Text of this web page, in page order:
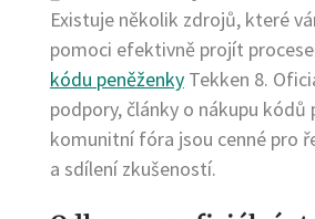
Existuje několik zdrojů, které
pomoci efektivně projít
kódu peněženky Tekken 8.
podpory, články o nákupu kódů
komunitní fóra jsou cenné pro
a sdílení zkušeností.